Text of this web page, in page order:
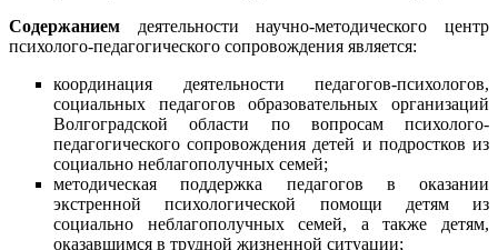
Содержанием деятельности научно-методического центр
психолого-педагогического сопровождения является:
координация деятельности педагогов-психологов,
социальных педагогов образовательных организаций
Волгоградской области по вопросам психолого-
педагогического сопровождения детей и подростков из
социально неблагополучных семей;
методическая поддержка педагогов в оказании
экстренной психологической помощи детям из
социально неблагополучных семей, а также детям,
оказавшимся в трудной жизненной ситуации;